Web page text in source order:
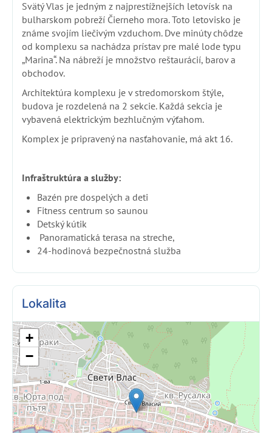
Svätý Vlas je jedným z najprestížnejších letovísk na
bulharskom pobreží Čierneho mora. Toto letovisko je
známe svojím liečivým vzduchom. Dve minúty chôdze
od komplexu sa nachádza prístav pre malé lode typu
„Marina“. Na nábreží je množstvo reštaurácií, barov a
obchodov.
Architektúra komplexu je v stredomorskom štýle,
budova je rozdelená na 2 sekcie. Každá sekcia je
vybavená elektrickým bezhlučným výťahom.
Komplex je pripravený na nasťahovanie, má akt 16.
Infraštruktúra a služby:
Bazén pre dospelých a deti
Fitness centrum so saunou
Detský kútik
Panoramatická terasa na streche,
24-hodinová bezpečnostná služba
Lokalita
+
−